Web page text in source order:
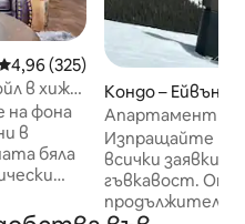
оценка: 4,96 от 5,
4,96 (325)
в хижа
на фона
в
бяла
Кондо – Ейвън
Апартамент с 1
Ейвън, на 3
Изпращайте ми
всички заявки,
гъвкавост. Отстъпка за по -
продължителни